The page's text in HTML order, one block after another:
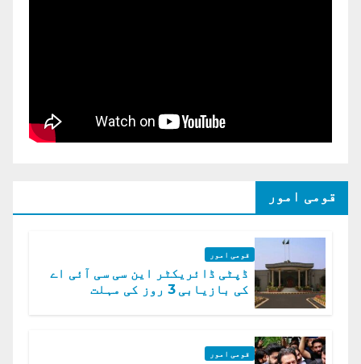
قومی امور
قومی امور
ڈپٹی ڈائریکٹر این سی سی آئی اے
کی بازیابی 3 روز کی مہلت
قومی امور